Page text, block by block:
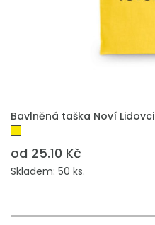
PŘIDAT DO POPTÁVKY
Bavlněná taška Noví Lidovci
od 25.10 Kč
Skladem: 50 ks.